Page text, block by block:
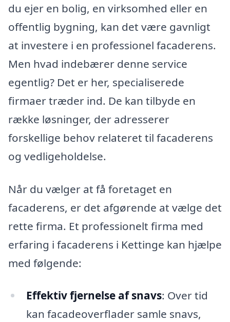
du ejer en bolig, en virksomhed eller en
offentlig bygning, kan det være gavnligt
at investere i en professionel facaderens.
Men hvad indebærer denne service
egentlig? Det er her, specialiserede
firmaer træder ind. De kan tilbyde en
række løsninger, der adresserer
forskellige behov relateret til facaderens
og vedligeholdelse.
Når du vælger at få foretaget en
facaderens, er det afgørende at vælge det
rette firma. Et professionelt firma med
erfaring i facaderens i Kettinge kan hjælpe
med følgende:
Effektiv fjernelse af snavs: Over tid
kan facadeoverflader samle snavs,